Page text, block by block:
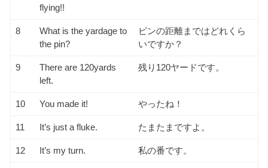
flying!!
8
What is the yardage to
the pin?
ピンの距離まではどれくら
いですか？
9
There are 120yards
left.
残り120ヤードです。
10 You made it! やったね！
11 It’s just a fluke. たまたまですよ。
12 It’s my turn. 私の番です。